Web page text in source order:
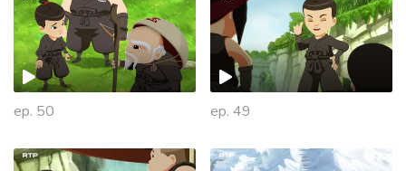
ep. 50 ep. 49